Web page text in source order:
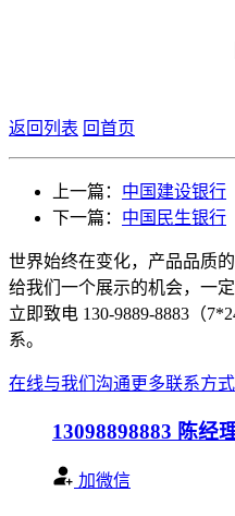
返回列表 回首页
上一篇： 中国建设银行
下一篇： 中国民生银行
世界始终在变化，产品品质
给我们一个展示的机会，一
立即致电 130-9889-8883（
系。
在线与我们沟通更多联系方式
13098898883 陈经
加微信